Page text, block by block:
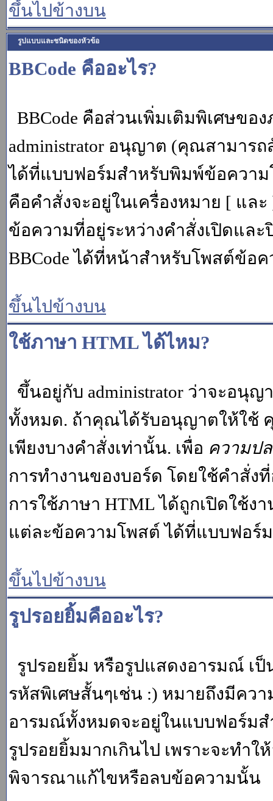
ขึ้นไปข้างบน
รูปแบบและชนิดของหัวข้อ
BBCode คืออะไร?
BBCode คือส่วนเพิ่มเติมพิเศษขอ
administrator อนุญาต (คุณสามาร
ได้ที่แบบฟอร์มสำหรับพิมพ์ข้อความ
คือคำสั่งจะอยู่ในเครื่องหมาย [ แล
ข้อความที่อยู่ระหว่างคำสั่งเปิดแล
BBCode ได้ที่หน้าสำหรับโพสต์ข้อค
ขึ้นไปข้างบน
ใช้ภาษา HTML ได้ไหม?
ขึ้นอยู่กับ administrator ว่าจะอนุ
ทั้งหมด. ถ้าคุณได้รับอนุญาตให้ใช้
เพียงบางคำสั่งเท่านั้น. เพื่อ ความป
การทำงานของบอร์ด โดยใช้คำสั่ง
การใช้ภาษา HTML ได้ถูกเปิดใช้
แต่ละข้อความโพสต์ ได้ที่แบบฟอร์
ขึ้นไปข้างบน
รูปรอยยิ้มคืออะไร?
รูปรอยยิ้ม หรือรูปแสดงอารมณ์ เ
รหัสพิเศษสั้นๆเช่น :) หมายถึงมีคว
อารมณ์ทั้งหมดจะอยู่ในแบบฟอร์ม
รูปรอยยิ้มมากเกินไป เพราะจะทำใ
พิจารณาแก้ไขหรือลบข้อความนั้น